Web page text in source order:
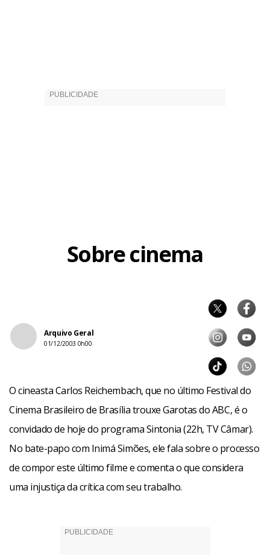
Sobre cinema
Arquivo Geral
01/12/2003 0h00
O cineasta Carlos Reichembach, que no último Festival do
Cinema Brasileiro de Brasília trouxe Garotas do ABC, é o
convidado de hoje do programa Sintonia (22h, TV Câmar).
No bate-papo com Inimá Simões, ele fala sobre o processo
de compor este último filme e comenta o que considera
uma injustiça da crítica com seu trabalho.